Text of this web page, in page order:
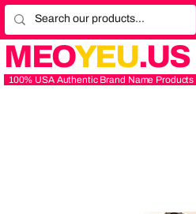
MEOYEU.US
100% USA Authentic Brand Name Products